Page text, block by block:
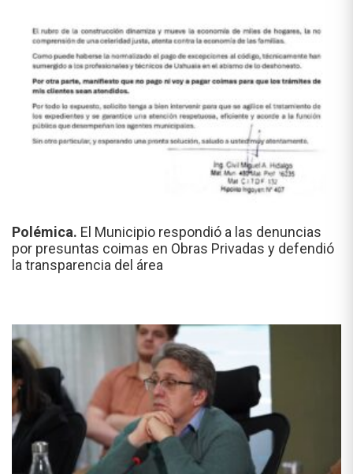
Polémica. El Municipio respondió a las denuncias
por presuntas coimas en Obras Privadas y defendió
la transparencia del área